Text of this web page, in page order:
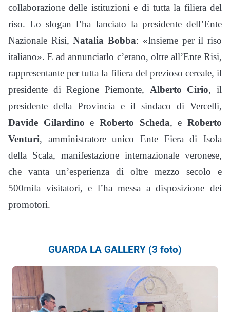
collaborazione delle istituzioni e di tutta la filiera del
riso. Lo slogan l’ha lanciato la presidente dell’Ente
Nazionale Risi,Natalia Bobba: «Insieme per il riso
italiano». E ad annunciarlo c’erano, oltre all’Ente Risi,
rappresentante per tutta la filiera del prezioso cereale, il
presidente di Regione Piemonte, Alberto Cirio, il
presidente della Provincia e il sindaco di Vercelli,
Davide Gilardino eRoberto Scheda, eRoberto
Venturi, amministratore unico Ente Fiera di Isola
della Scala, manifestazione internazionale veronese,
che vanta un’esperienza di oltre mezzo secolo e
500mila visitatori, e l’ha messa a disposizione dei
promotori.
GUARDA LA GALLERY (3 foto)